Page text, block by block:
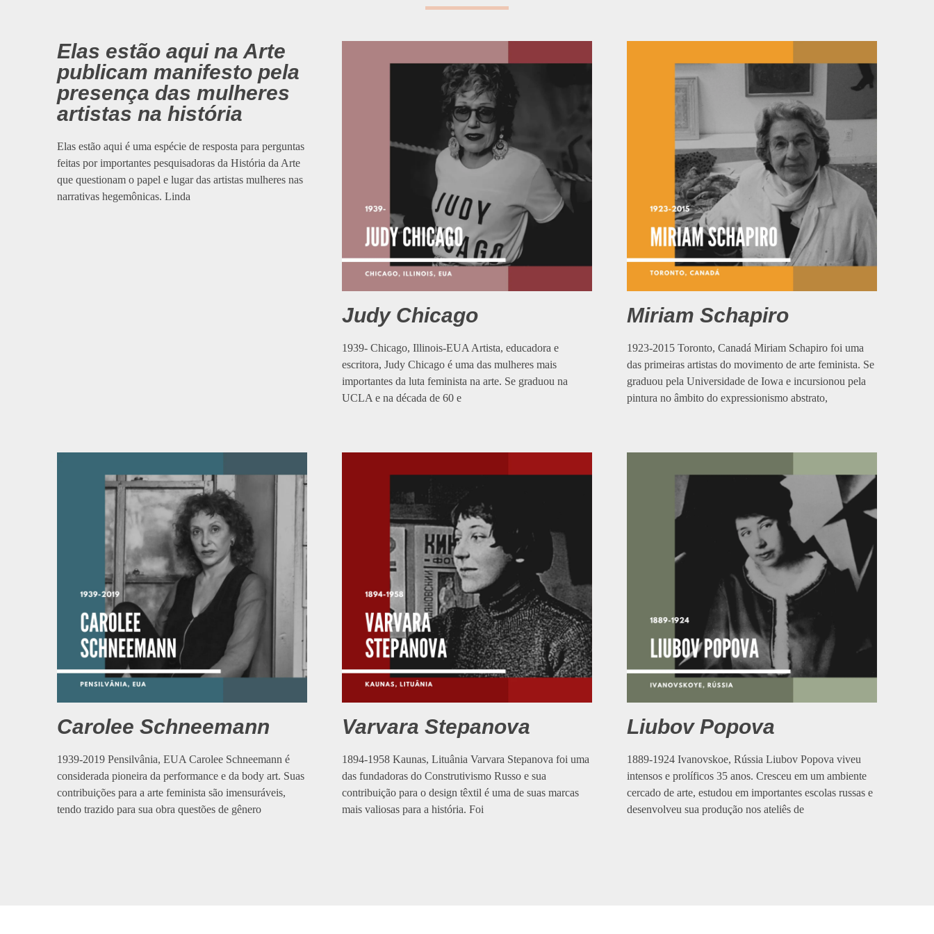
Elas estão aqui na Arte
publicam manifesto pela
presença das mulheres
artistas na história
Elas estão aqui é uma espécie de resposta para perguntas
feitas por importantes pesquisadoras da História da Arte
que questionam o papel e lugar das artistas mulheres nas
narrativas hegemônicas. Linda
Judy Chicago
1939- Chicago, Illinois-EUA Artista, educadora e
escritora, Judy Chicago é uma das mulheres mais
importantes da luta feminista na arte. Se graduou na
UCLA e na década de 60 e
Miriam Schapiro
1923-2015 Toronto, Canadá Miriam Schapiro foi uma
das primeiras artistas do movimento de arte feminista. Se
graduou pela Universidade de Iowa e incursionou pela
pintura no âmbito do expressionismo abstrato,
Carolee Schneemann
1939-2019 Pensilvânia, EUA Carolee Schneemann é
considerada pioneira da performance e da body art. Suas
contribuições para a arte feminista são imensuráveis,
tendo trazido para sua obra questões de gênero
Varvara Stepanova
1894-1958 Kaunas, Lituânia Varvara Stepanova foi uma
das fundadoras do Construtivismo Russo e sua
contribuição para o design têxtil é uma de suas marcas
mais valiosas para a história. Foi
Liubov Popova
1889-1924 Ivanovskoe, Rússia Liubov Popova viveu
intensos e prolíficos 35 anos. Cresceu em um ambiente
cercado de arte, estudou em importantes escolas russas e
desenvolveu sua produção nos ateliês de